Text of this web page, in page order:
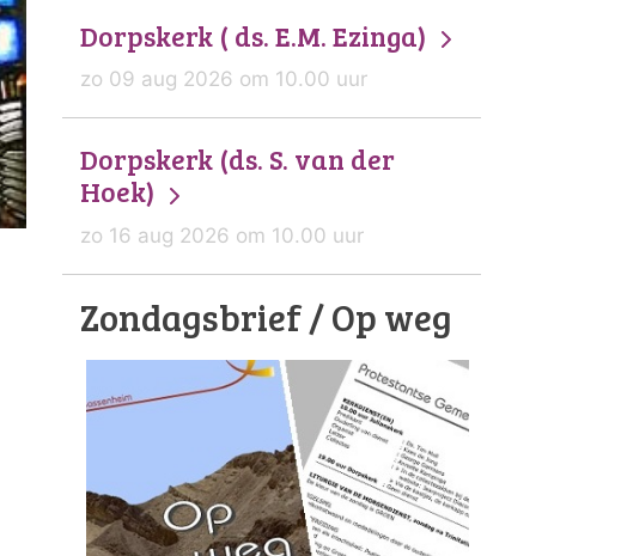
Dorpskerk ( ds. E.M. Ezinga)
zo 09 aug 2026 om 10.00 uur
Dorpskerk (ds. S. van der
Hoek)
zo 16 aug 2026 om 10.00 uur
Zondagsbrief / Op weg